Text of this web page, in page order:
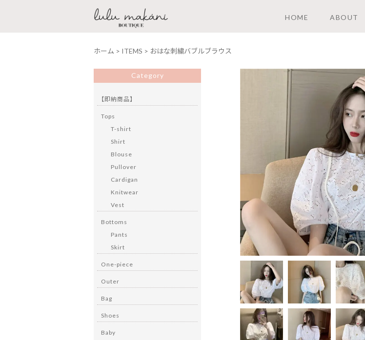
HOME ABOUT
ホーム > ITEMS > おはな刺繍バブルブラウス
Category
【即納商品】
Tops
T-shirt
Shirt
Blouse
Pullover
Cardigan
Knitwear
Vest
Bottoms
Pants
Skirt
One-piece
Outer
Bag
Shoes
Baby